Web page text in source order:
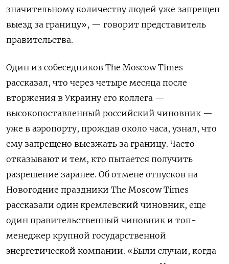
значительному количеству людей уже запрещен
выезд за границу», — говорит представитель
правительства.
Один из собеседников The Moscow Times
рассказал, что через четыре месяца после
вторжения в Украину его коллега —
высокопоставленный российский чиновник —
уже в аэропорту, прождав около часа, узнал, что
ему запрещено выезжать за границу. Часто
отказывают и тем, кто пытается получить
разрешение заранее. Об отмене отпусков на
Новогодние праздники The Moscow Times
рассказали один кремлевский чиновник, еще
один правительственный чиновник и топ-
менеджер крупной государственной
энергетической компании. «Были случаи, когда